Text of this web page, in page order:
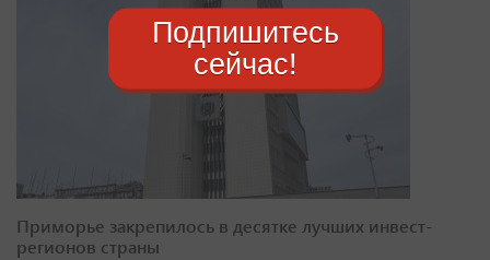
Приморье закрепилось в десятке лучших инвест-
регионов страны
Подпишитесь
сейчас!